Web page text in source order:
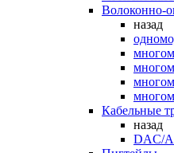
Волоконно-
назад
Кабельные
назад
DAC/